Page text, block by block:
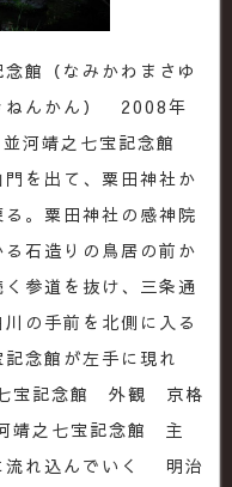
館（なみかわまさゆ
んかん） 2008年
河靖之七宝記念館
を出て、粟田神社か
。粟田神社の感神院
石造りの鳥居の前か
参道を抜け、三条通
の手前を北側に入る
念館が左手に現れ
宝記念館 外観 京格
靖之七宝記念館 主
れ込んでいく 明治